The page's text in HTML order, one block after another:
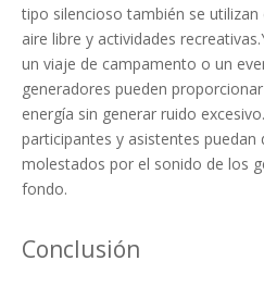
tipo silencioso también se
aire libre y actividades
un viaje de campamento o un
generadores pueden
energía sin generar ruido
participantes y asistentes
molestados por el sonido de los
fondo.
Conclusión